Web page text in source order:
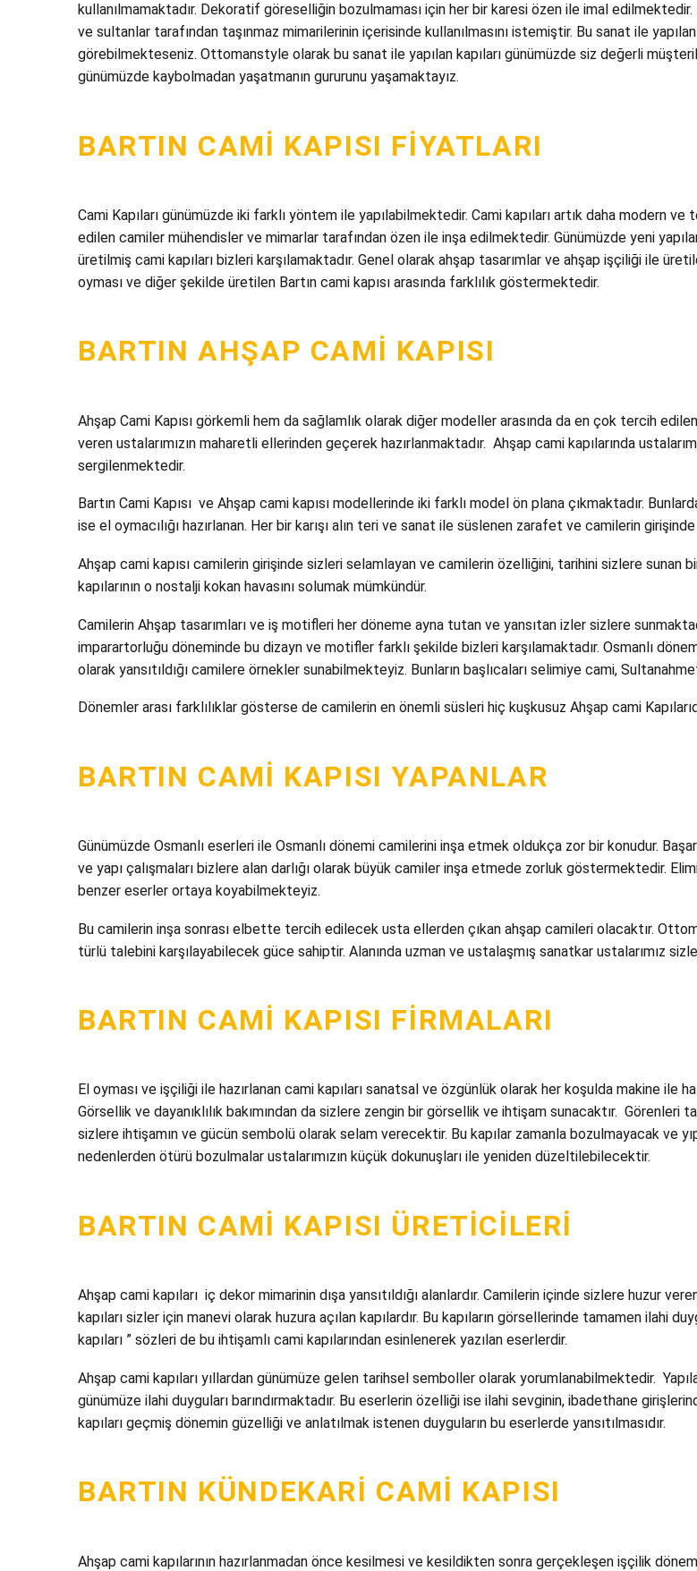
kullanılmamaktadır. Dekoratif göreselliğin bozulmaması için her bir karesi özen ile imal
ve sultanlar tarafından taşınmaz mimarilerinin içerisinde kullanılmasını istemiştir. Bu sanat ile
görebilmekteseniz. Ottomanstyle olarak bu sanat ile yapılan kapıları günümüzde siz değerli
günümüzde kaybolmadan yaşatmanın gururunu yaşamaktayız.
BARTIN CAMI KAPISI FIYATLARI
Cami Kapıları günümüzde iki farklı yöntem ile yapılabilmektedir. Cami kapıları artık daha modern
edilen camiler mühendisler ve mimarlar tarafından özen ile inşa edilmektedir. Günümüzde yeni
üretilmiş cami kapıları bizleri karşılamaktadır. Genel olarak ahşap tasarımlar ve ahşap işçiliği ile
oyması ve diğer şekilde üretilen Bartın cami kapısı arasında farklılık göstermektedir.
BARTIN AHŞAP CAMI KAPISI
Ahşap Cami Kapısı görkemli hem da sağlamlık olarak diğer modeller arasında da en çok tercih
veren ustalarımızın maharetli ellerinden geçerek hazırlanmaktadır. Ahşap cami kapılarında
sergilenmektedir.
Bartın Cami Kapısı ve Ahşap cami kapısı modellerinde iki farklı model ön plana çıkmaktadır.
ise el oymacılığı hazırlanan. Her bir karışı alın teri ve sanat ile süslenen zarafet ve camilerin
Ahşap cami kapısı camilerin girişinde sizleri selamlayan ve camilerin özelliğini, tarihini sizlere
kapılarının o nostalji kokan havasını solumak mümkündür.
Camilerin Ahşap tasarımları ve iş motifleri her döneme ayna tutan ve yansıtan izler sizlere
imparartorluğu döneminde bu dizayn ve motifler farklı şekilde bizleri karşılamaktadır. Osmanlı
olarak yansıtıldığı camilere örnekler sunabilmekteyiz. Bunların başlıcaları selimiye cami,
Dönemler arası farklılıklar gösterse de camilerin en önemli süsleri hiç kuşkusuz Ahşap cami
BARTIN CAMI KAPISI YAPANLAR
Günümüzde Osmanlı eserleri ile Osmanlı dönemi camilerini inşa etmek oldukça zor bir konudur.
ve yapı çalışmaları bizlere alan darlığı olarak büyük camiler inşa etmede zorluk göstermektedir.
benzer eserler ortaya koyabilmekteyiz.
Bu camilerin inşa sonrası elbette tercih edilecek usta ellerden çıkan ahşap camileri olacaktır.
türlü talebini karşılayabilecek güce sahiptir. Alanında uzman ve ustalaşmış sanatkar ustalarımız
BARTIN CAMI KAPISI FIRMALARI
El oyması ve işçiliği ile hazırlanan cami kapıları sanatsal ve özgünlük olarak her koşulda makine ile
Görsellik ve dayanıklılık bakımından da sizlere zengin bir görsellik ve ihtişam sunacaktır.
sizlere ihtişamın ve gücün sembolü olarak selam verecektir. Bu kapılar zamanla bozulmayacak ve
nedenlerden ötürü bozulmalar ustalarımızın küçük dokunuşları ile yeniden düzeltilebilecektir.
BARTIN CAMI KAPISI ÜRETICILERI
Ahşap cami kapıları iç dekor mimarinin dışa yansıtıldığı alanlardır. Camilerin içinde sizlere huzur
kapıları sizler için manevi olarak huzura açılan kapılardır. Bu kapıların görsellerinde tamamen ilahi
kapıları ” sözleri de bu ihtişamlı cami kapılarından esinlenerek yazılan eserlerdir.
Ahşap cami kapıları yıllardan günümüze gelen tarihsel semboller olarak yorumlanabilmektedir.
günümüze ilahi duyguları barındırmaktadır. Bu eserlerin özelliği ise ilahi sevginin, ibadethane
kapıları geçmiş dönemin güzelliği ve anlatılmak istenen duyguların bu eserlerde yansıtılmasıdır.
BARTIN KÜNDEKARI CAMI KAPISI
Ahşap cami kapılarının hazırlanmadan önce kesilmesi ve kesildikten sonra gerçekleşen işçilik